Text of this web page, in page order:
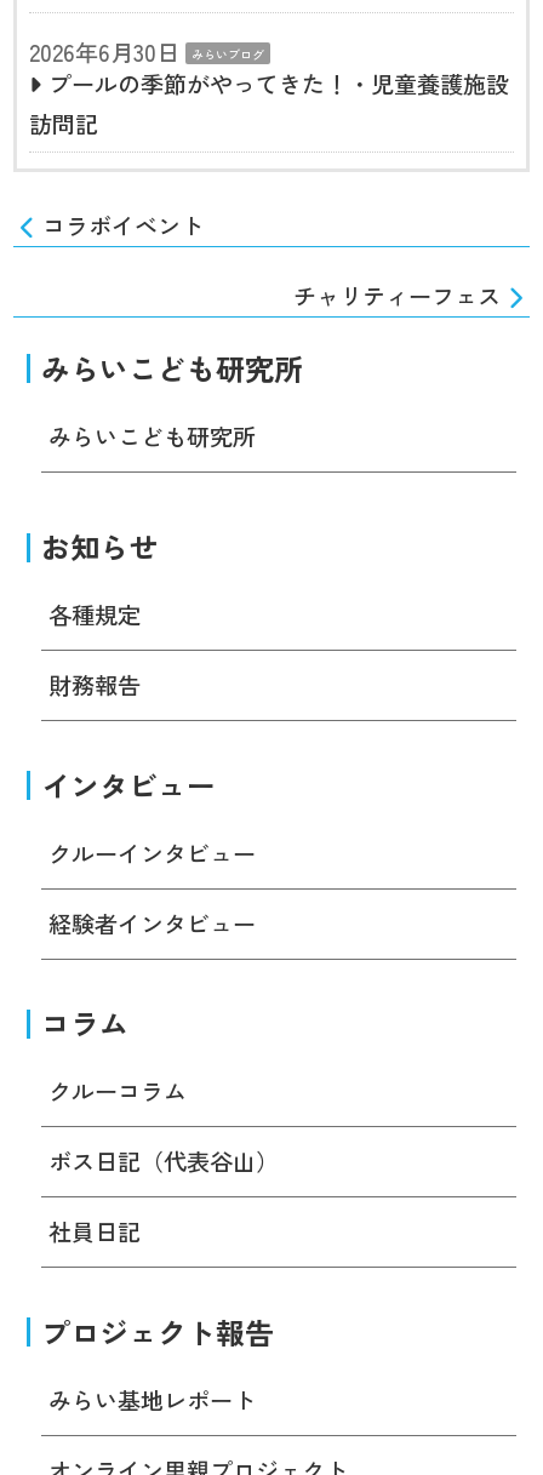
2026年6月30日
みらいブログ
プールの季節がやってきた！・児童養護施設
訪問記
コラボイベント
チャリティーフェス
みらいこども研究所
みらいこども研究所
お知らせ
各種規定
財務報告
インタビュー
クルーインタビュー
経験者インタビュー
コラム
クルーコラム
ボス日記（代表谷山）
社員日記
プロジェクト報告
みらい基地レポート